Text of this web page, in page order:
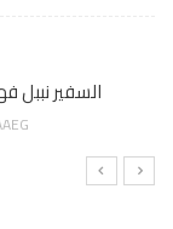
السفير نببل